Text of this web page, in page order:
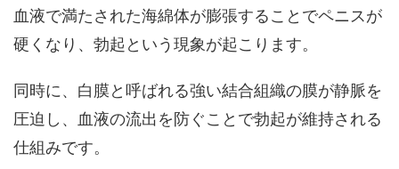
血液で満たされた海綿体が膨張することでペニスが
硬くなり、勃起という現象が起こります。
同時に、白膜と呼ばれる強い結合組織の膜が静脈を
圧迫し、血液の流出を防ぐことで勃起が維持される
仕組みです。